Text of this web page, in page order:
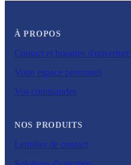
À PROPOS
Contact et horaires d'ouverture
Votre espace personnel
Vos commandes
NOS PRODUITS
Lentilles de contact